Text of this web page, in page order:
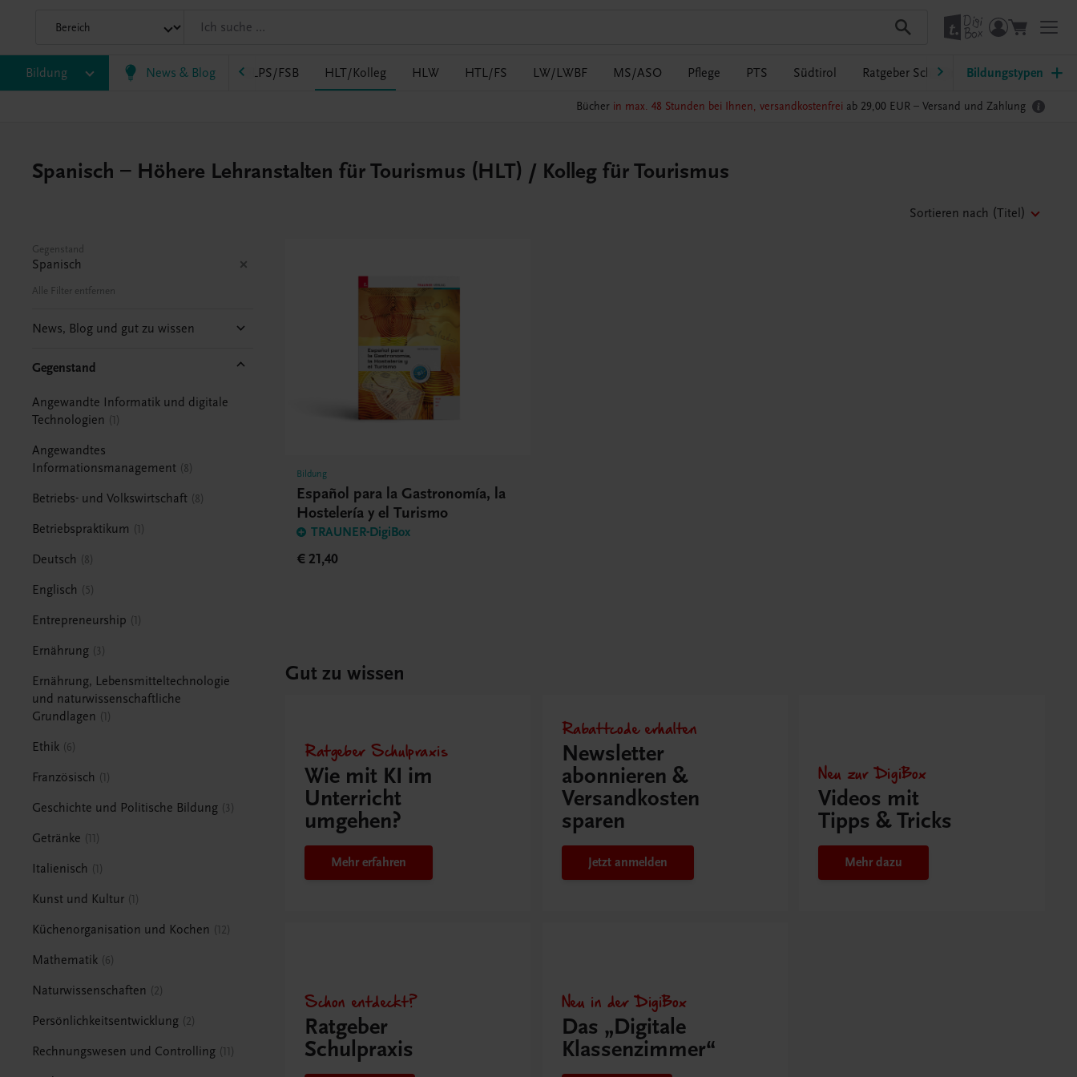
Bildung News & Blog
HAS HF/TFS HLM/HLK HLPS/FSB HLT/Kolleg HLW HTL/FS LW/LWBF MS/ASO Pflege PTS Südtirol Ratgeber Schulpraxis TRAUNER-
Bildungstypen
Bücher in max. 48 Stunden bei Ihnen, versandkostenfrei ab 29,00 EUR – Versand und Zahlung
Spanisch – Höhere Lehranstalten für Tourismus (HLT) / Kolleg für Tourismus
Sortieren nach (Titel)
Gegenstand
Spanisch
Alle Filter entfernen
News, Blog und gut zu wissen
Gegenstand
Angewandte Informatik und digitale
Technologien
1
Angewandtes
Informationsmanagement 8
Betriebs- und Volkswirtschaft 8
Betriebspraktikum 1
Deutsch 8
Englisch 5
Entrepreneurship 1
Ernährung 3
Ernährung, Lebensmitteltechnologie
und naturwissenschaftliche
Grundlagen
1
Ethik 6
Französisch 1
Geschichte und Politische Bildung 3
Getränke 11
Italienisch 1
Kunst und Kultur 1
Küchenorganisation und Kochen 12
Mathematik 6
Naturwissenschaften 2
Persönlichkeitsentwicklung 2
Rechnungswesen und Controlling 11
Bildung
Español para la Gastronomía, la
Hostelería y el Turismo
TRAUNER-DigiBox
€ 21,40
Gut zu wissen
Ratgeber Schulpraxis
Wie mit KI im
Unterricht
umgehen?
Mehr erfahren
Rabattcode erhalten
Newsletter
abonnieren &
Versandkosten
sparen
Jetzt anmelden
Neu zur DigiBox
Videos mit
Tipps & Tricks
Mehr dazu
Schon entdeckt?
Ratgeber
Schulpraxis
Neu in der DigiBox
Das „Digitale
Klassenzimmer“